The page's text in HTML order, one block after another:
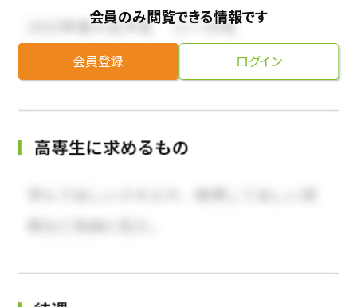
会員のみ閲覧できる情報です
会員登録 ログイン